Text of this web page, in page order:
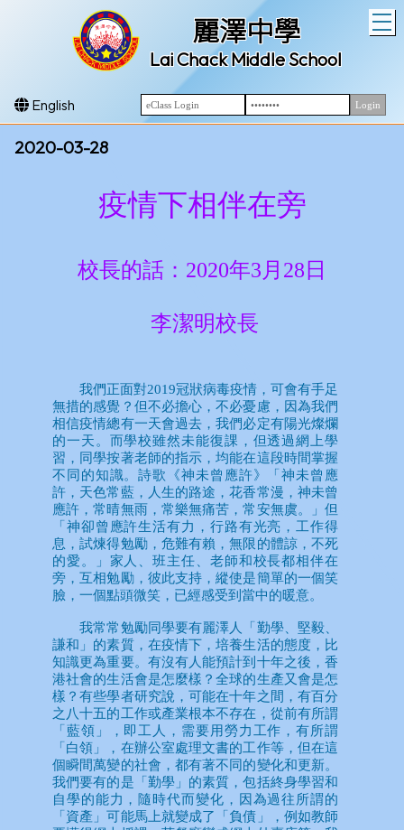
麗澤中學
Lai Chack Middle School
English
2020-03-28